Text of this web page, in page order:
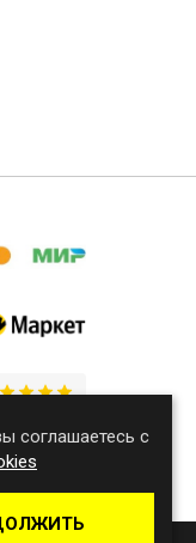
соглашаетесь с